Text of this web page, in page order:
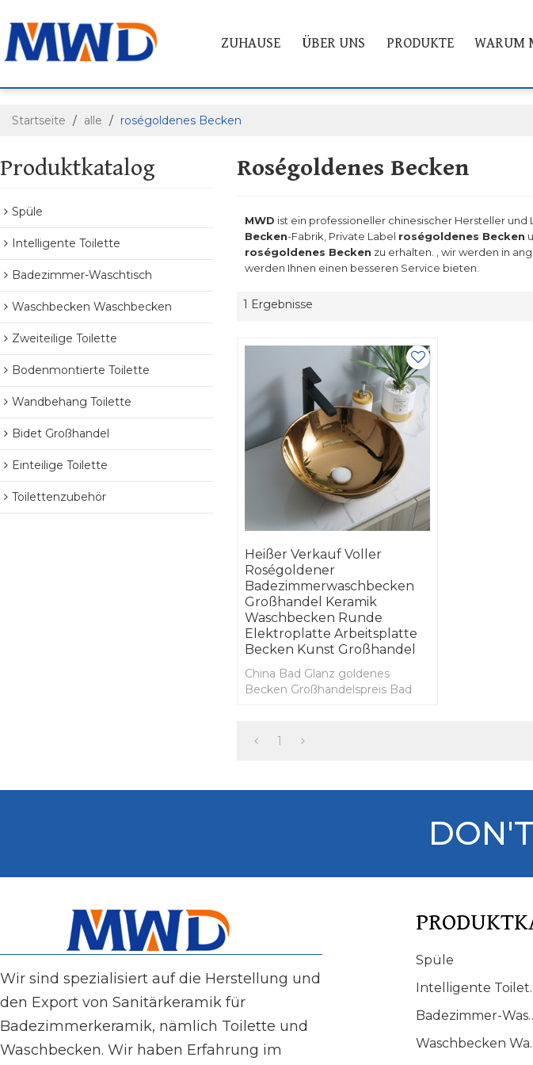
ZUHAUSE ÜBER UNS PRODUKTE WARUM
Startseite / alle / roségoldenes Becken
Produktkatalog
Spüle
Intelligente Toilette
Badezimmer-Waschtisch
Waschbecken Waschbecken
Zweiteilige Toilette
Bodenmontierte Toilette
Wandbehang Toilette
Bidet Großhandel
Einteilige Toilette
Toilettenzubehör
Roségoldenes Becken
MWD ist ein professioneller chinesischer Hersteller und
Becken-Fabrik, Private Label roségoldenes Becken
roségoldenes Becken zu erhalten. , wir werden in
werden Ihnen einen besseren Service bieten.
1 Ergebnisse
Heißer Verkauf Voller
Roségoldener
Badezimmerwaschbecken
Großhandel Keramik
Waschbecken Runde
Elektroplatte Arbeitsplatte
Becken Kunst Großhandel
China Bad Glanz goldenes
Becken Großhandelspreis Bad
1
Wir sind spezialisiert auf die Herstellung und
den Export von Sanitärkeramik für
Badezimmerkeramik, nämlich Toilette und
Waschbecken. Wir haben Erfahrung im
Spüle